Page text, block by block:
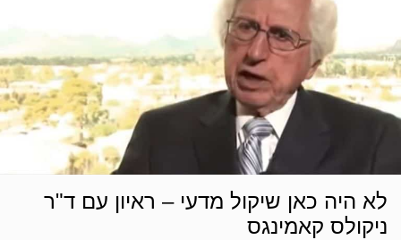
לא היה כאן שיקול מדעי – ראיון עם ד"ר
ניקולס קאמינגס